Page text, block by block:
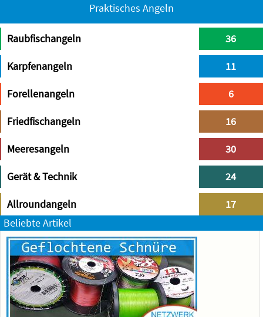
Praktisches Angeln
Raubfischangeln 36
Karpfenangeln 11
Forellenangeln 6
Friedfischangeln 16
Meeresangeln 30
Gerät & Technik 24
Allroundangeln
17
Beliebte Artikel